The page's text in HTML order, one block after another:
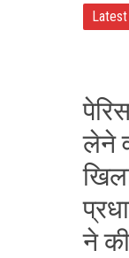
मिलेगी बेहतर सुविधा,
लेने
ने